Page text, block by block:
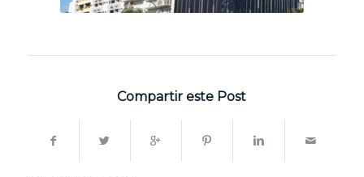
Compartir este Post